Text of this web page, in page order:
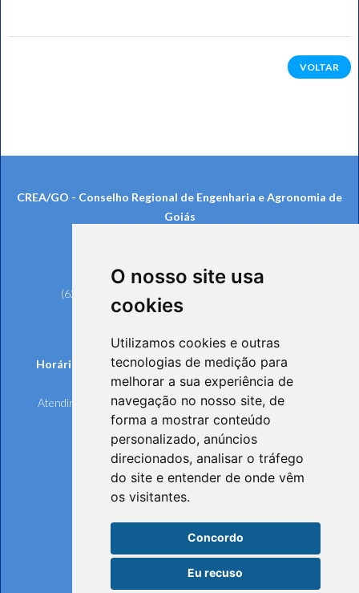
O nosso site usa
cookies
Utilizamos cookies e outras
tecnologias de medição para
melhorar a sua experiência de
navegação no nosso site, de
forma a mostrar conteúdo
personalizado, anúncios
direcionados, analisar o tráfego
do site e entender de onde vêm
os visitantes.
Concordo
Eu recuso
VOLTAR
CREA/GO - Conselho Regional de Engenharia e Agronomia de
Goiás
Telefones:
(62) 3221-6200 (Goiânia e Região Metropolitana)
0800 642 6598 (Demais Localidades)
Horários de funcionamento de Segunda à Sexta-feira:
Atendimento Online e Telefônico: 8h às 17h
Atendimento Presencial: 8h às 17h, mediante agendamento